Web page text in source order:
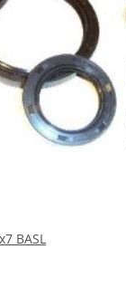
BASL